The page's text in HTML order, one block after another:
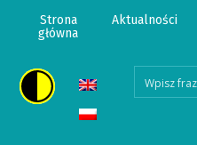
Strona
główna
Aktualności